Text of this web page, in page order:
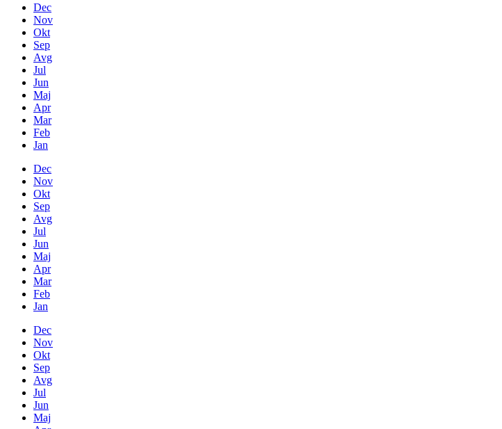
Dec
Nov
Okt
Sep
Avg
Jul
Jun
Maj
Apr
Mar
Feb
Jan
Dec
Nov
Okt
Sep
Avg
Jul
Jun
Maj
Apr
Mar
Feb
Jan
Dec
Nov
Okt
Sep
Avg
Jul
Jun
Maj